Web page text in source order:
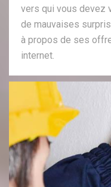
vers qui vous devez
de mauvaises
à propos de ses
internet.